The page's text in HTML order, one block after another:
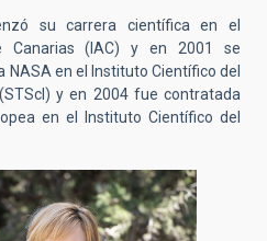
su carrera científica en el
Canarias (IAC) y en 2001 se
en el Instituto Científico del
y en 2004 fue contratada
en el Instituto Científico del